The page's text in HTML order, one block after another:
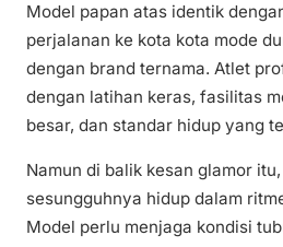
Model papan atas identik
perjalanan ke kota kota mode
dengan brand ternama. Atlet
dengan latihan keras, fasilitas
besar, dan standar hidup yang
Namun di balik kesan glamor
sesungguhnya hidup dalam
Model perlu menjaga kondisi